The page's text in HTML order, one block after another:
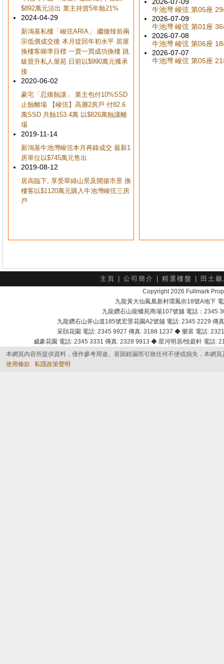
$892萬元沽出 業主持貨5年蝕21%
2024-04-29
新鴻基私樓「峻弦ARIA」 繼徹辣前兩
宗低價成交後 本月從回年初水平 居屋
換樓客睇準目標 一賣一買成功換樓 跳
級晉升私人屋苑 日前以$990萬元獲承
接
2020-06-02
豪宅「忍痛蝕讓」 業主包付10%SSD
止蝕離場 【峻弦】高層2房戶 付82.6
萬SSD 共蝕153.4萬 以$826萬蝕讓離
場
2019-11-14
新鴻基牛池灣峻弦本月再錄成交 最新1
房單位以$745萬元售出
2019-08-12
居高臨下, 享受翠綠山景及開揚市景 換
樓客以$1120萬元購入牛池灣峻弦三房
戶
牛池灣 峻弦 第05座
2026-07-09
牛池灣 峻弦 第01座
2026-07-08
牛池灣 峻弦 第06座
2026-07-07
牛池灣 峻弦 第05座
主頁 公司簡介 精選樓盤 田土
Copyright 2026 Fullmark
九龍黃大仙鳳凰新村環鳳街18號A地下
九龍鑽石山龍蟠苑商場107號舖 電話：2345
九龍鑽石山斧山道185號宏景花園A2號舖 電話: 2345 2229
采頣花園 電話: 2345 9927 傳真: 3188 1237 ◆ 樂富 電話:
威豪花園 電話: 2345 3331 傳真: 2328 9913 ◆ 星河明居/悅庭軒 電話
本網頁內容所提供資料，僅作參考用途。若因錯漏而引致任何不便或損失，本網
使用條款
私隱政策聲明